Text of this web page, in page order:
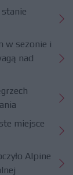
w sezonie i
nad
miejsce
Alpine